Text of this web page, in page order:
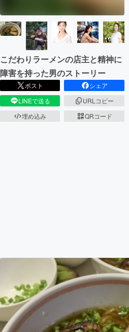
CAMPFIRE for Social Good
CAMPFIREふるさと納税
こだわりラーメンの店主と精神に
障害を持った男のストーリー
ポスト
シェア
LINEで送る
URLコピー
埋め込み
QRコード